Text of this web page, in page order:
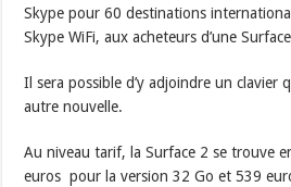
Skype pour 60 destinations
Skype WiFi, aux acheteurs d’une
Il sera possible d’y adjoindre un clavier
autre nouvelle.
Au niveau tarif, la Surface 2 se trouve
euros pour la version 32 Go et 539